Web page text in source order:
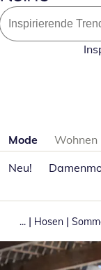
Mode Wohnen
Neu!
... | Hosen |